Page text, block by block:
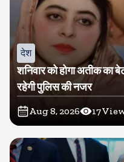
देश
शनिवार को होगा अतीक का
रहेगी पुलिस की नजर
Aug 8, 2026 17